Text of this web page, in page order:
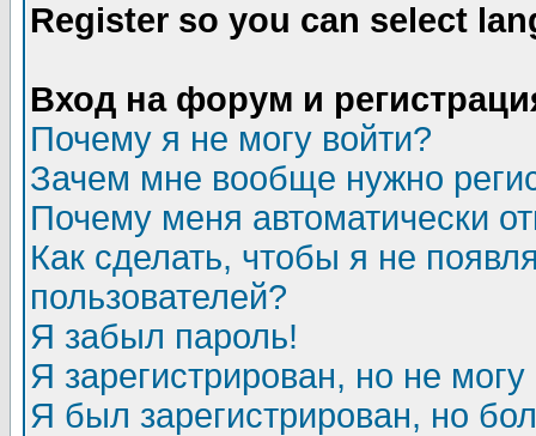
Register so you can select
Вход на форум и
Почему я не могу войти?
Зачем мне вообще нужно
Почему меня автоматически
Как сделать, чтобы я не
пользователей?
Я забыл пароль!
Я зарегистрирован, но не могу
Я был зарегистрирован, но